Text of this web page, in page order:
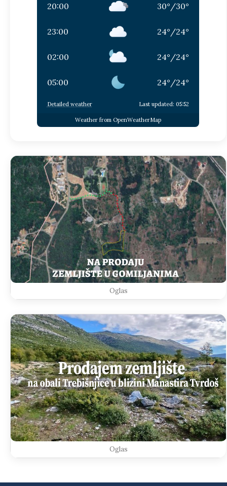
20:00 30° /30°
23:00 24° /24°
02:00 24° /24°
05:00 24° /24°
Detailed weather Last updated: 05:52
Weather from OpenWeatherMap
Oglas
Oglas